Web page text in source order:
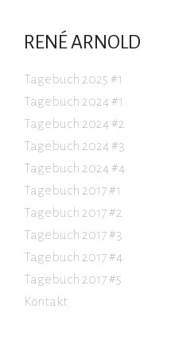
RENÉ ARNOLD
Skip
to
content
Tagebuch 2025 #1
Tagebuch 2024 #1
Tagebuch 2024 #2
Tagebuch 2024 #3
Tagebuch 2024 #4
Tagebuch 2017 #1
Tagebuch 2017 #2
Tagebuch 2017 #3
Tagebuch 2017 #4
Tagebuch 2017 #5
Kontakt